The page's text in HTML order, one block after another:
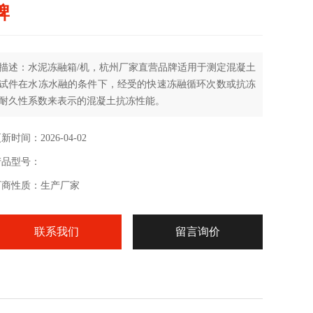
述：水泥冻融箱/机，杭州厂家直营品牌适用于测定混凝土
件在水冻水融的条件下，经受的快速冻融循环次数或抗冻
久性系数来表示的混凝土抗冻性能。
时间：2026-04-02
型号：
性质：生产厂家
联系我们 留言询价